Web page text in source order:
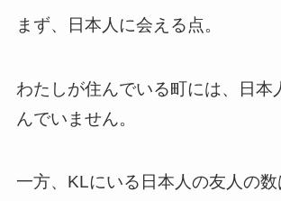
まず、日本人に会える点。
わたしが住んでいる町には、日本
んでいません。
一方、KLにいる日本人の友人の